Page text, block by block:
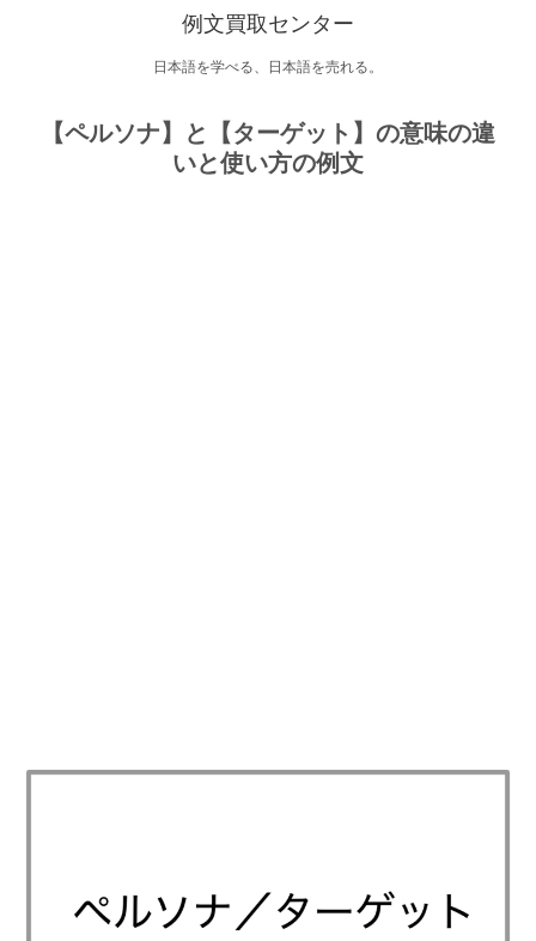
例文買取センター
日本語を学べる、日本語を売れる。
【ペルソナ】と【ターゲット】の意味の違
いと使い方の例文